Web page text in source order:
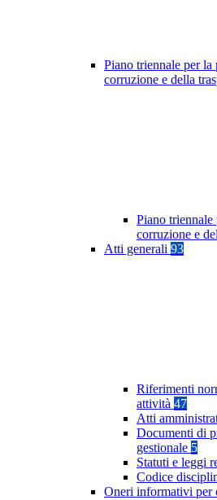
Piano triennale per la
corruzione e della
Piano triennale
corruzione e
Atti generali 93
Riferimenti
attività 47
Atti
Documenti di
gestionale 5
Statuti e leggi
Codice
Oneri informativi per